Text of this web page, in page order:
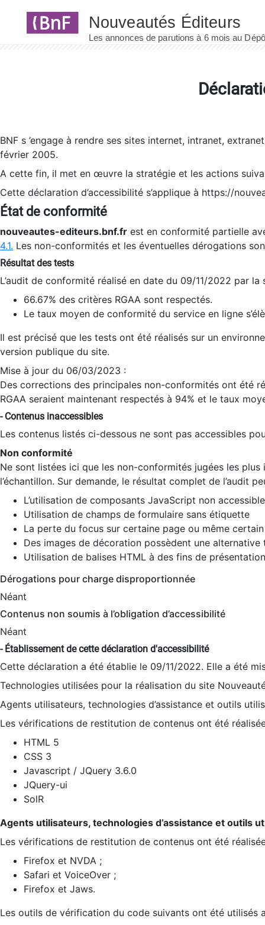
BNF s ’engage à rendre ses sites internet, intranet,
février 2005.
A cette fin, il met en œuvre la stratégie et les actions
Cette déclaration d’accessibilité s’applique à https://
État de conformité
nouveautes-editeurs.bnf.fr est en conformité partielle
4.1. Les non-conformités et les éventuelles dérogations
Résultat des tests
L’audit de conformité réalisé en date du 09/11/2022 par
66.67% des critères RGAA sont respectés.
Le taux moyen de conformité du service en ligne
Il est précisé que les tests ont été réalisés sur un
version publique du site.
Mise à jour du 06/03/2023 :
Des corrections des principales non-conformités ont été
RGAA seraient maintenant respectés à 94% et le taux
- Contenus inaccessibles
Les contenus listés ci-dessous ne sont pas accessibles
Non conformité
Ne sont listées ici que les non-conformités jugées les
l’échantillon. Sur demande, le résultat complet de l’audit
L’utilisation de composants JavaScript non
Utilisation de champs de formulaire sans étiquette
La perte du focus sur certaine page ou même
Des images de décoration possèdent une alternative
Utilisation de balises HTML à des fins de
Dérogations pour charge disproportionnée
Néant
Contenus non soumis à l’obligation d’accessibilité
Néant
- Établissement de cette déclaration d'accessibilité
Cette déclaration a été établie le 09/11/2022. Elle a été
Technologies utilisées pour la réalisation du site
Agents utilisateurs, technologies d’assistance et outils
Les vérifications de restitution de contenus ont été
HTML 5
CSS 3
Javascript / JQuery 3.6.0
JQuery-ui
SolR
Agents utilisateurs, technologies d’assistance et outils
Les vérifications de restitution de contenus ont été
Firefox et NVDA ;
Safari et VoiceOver ;
Firefox et Jaws.
Les outils de vérification du code suivants ont été utilisés